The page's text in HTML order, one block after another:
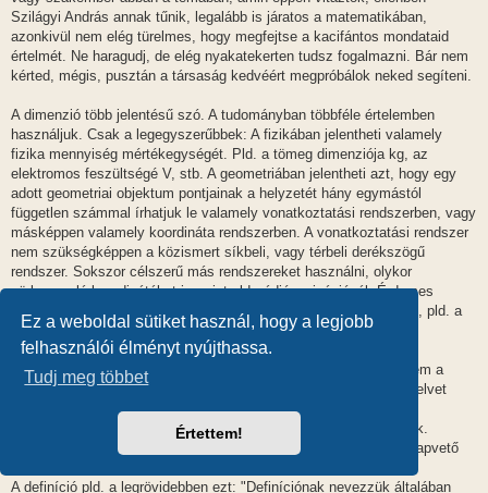
Ez a weboldal sütiket használ, hogy a legjobb
felhasználói élményt nyújthassa.
Tudj meg többet
Értettem!
Szilágyi András annak tűnik, legalább is járatos a matematikában,
azonkivül nem elég türelmes, hogy megfejtse a kacifántos mondataid
értelmét. Ne haragudj, de elég nyakatekerten tudsz fogalmazni. Bár nem
kérted, mégis, pusztán a társaság kedvéért megpróbálok neked segíteni.
A dimenzió több jelentésű szó. A tudományban többféle értelemben
használjuk. Csak a legegyszerűbbek: A fizikában jelentheti valamely
fizika mennyiség mértékegységét. Pld. a tömeg dimenziója kg, az
elektromos feszültségé V, stb. A geometriában jelentheti azt, hogy egy
adott geometriai objektum pontjainak a helyzetét hány egymástól
független számmal írhatjuk le valamely vonatkoztatási rendszerben, vagy
másképpen valamely koordináta rendszerben. A vonatkoztatási rendszer
nem szükségképpen a közismert síkbeli, vagy térbeli derékszögű
rendszer. Sokszor célszerű más rendszereket használni, olykor
görbevonalú koordinátákat is, mint pld. rádiónavigációnál. Érdemes
megjegyezni, hogy a dimenzió a geometriában tört szám is lehet, pld. a
fraktáloknál.
A függvény fogalom nálad nem tiszta és a definíció jelentését sem a
szokásos értelemben használod, így pedig nehéz lesz közös nyelvet
használni a megértéshez. Azt ne kívánd, hogy a te fogalmaidat,
definícióidat elfogadjuk, mert azok egyedül a számodra világosak.
Célszerűbb lenne neked alkalmazkodni és megnézni, hogy az alapvető
A definíció pld. a legrövidebben ezt: "Definíciónak nevezzük általában